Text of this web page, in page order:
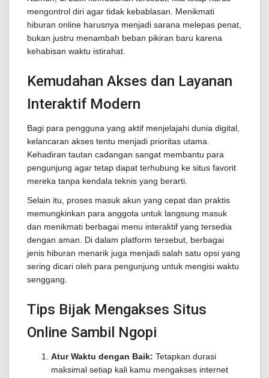
mengontrol diri agar tidak kebablasan. Menikmati
hiburan online harusnya menjadi sarana melepas penat,
bukan justru menambah beban pikiran baru karena
kehabisan waktu istirahat.
Kemudahan Akses dan Layanan
Interaktif Modern
Bagi para pengguna yang aktif menjelajahi dunia digital,
kelancaran akses tentu menjadi prioritas utama.
Kehadiran tautan cadangan sangat membantu para
pengunjung agar tetap dapat terhubung ke situs favorit
mereka tanpa kendala teknis yang berarti.
Selain itu, proses masuk akun yang cepat dan praktis
memungkinkan para anggota untuk langsung masuk
dan menikmati berbagai menu interaktif yang tersedia
dengan aman. Di dalam platform tersebut, berbagai
jenis hiburan menarik juga menjadi salah satu opsi yang
sering dicari oleh para pengunjung untuk mengisi waktu
senggang.
Tips Bijak Mengakses Situs
Online Sambil Ngopi
Atur Waktu dengan Baik: Tetapkan durasi
maksimal setiap kali kamu mengakses internet